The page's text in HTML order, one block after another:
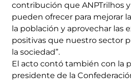
contribución que ANPTrilhos
pueden ofrecer para mejorar
la población y aprovechar las
positivas que nuestro sector
la sociedad”.
El acto contó también con la
presidente de la